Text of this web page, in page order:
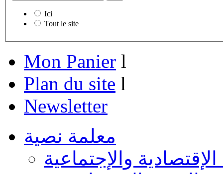
Ici
Tout le site
Mon Panier l
Plan du site l
Newsletter
معلمة نصية
الإقتصادية والإجتماعية